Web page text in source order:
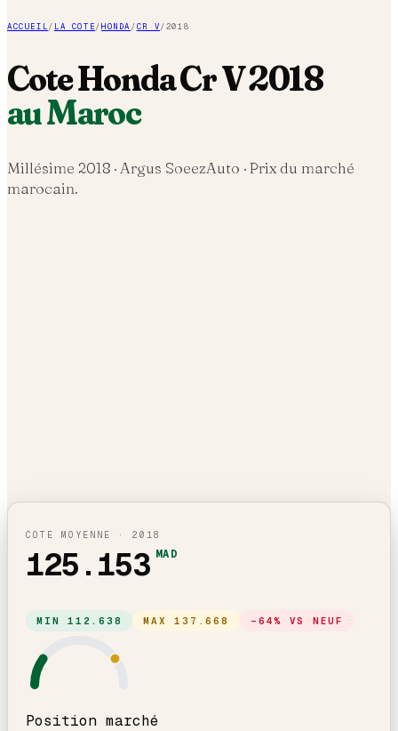
ACCUEIL/ LA COTE/HONDA /CR V/2018
CoteHondaCr V2018
au Maroc
Millésime 2018 · Argus SoeezAuto · Prix du marché
marocain.
COTE MOYENNE · 2018
125.153 MAD
MIN112.638 MAX137.668 − 64% VS NEUF
Position marché